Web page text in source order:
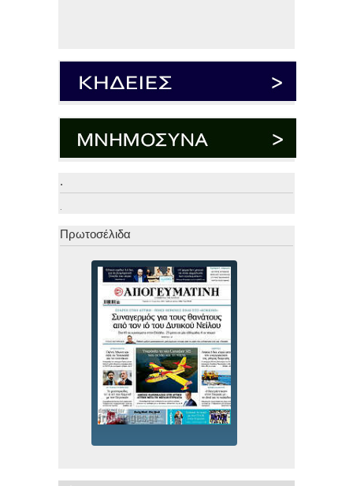
.
.
Πρωτοσέλιδα